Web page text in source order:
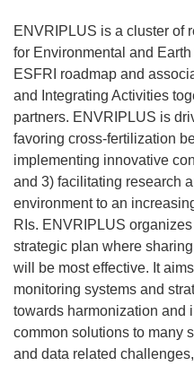
ENVRIPLUS is a cluster of
for Environmental and
ESFRI roadmap and
and Integrating Activities
partners. ENVRIPLUS is
favoring cross-fertilization
implementing innovative
and 3) facilitating research
environment to an
RIs. ENVRIPLUS
strategic plan where
will be most effective. It
monitoring systems and
towards harmonization and
common solutions to many
and data related